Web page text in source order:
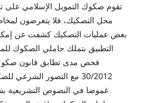
تقوم صكوك التمويل الإسلامي
محل التصكيك، فلا يتعرضون
بعض عمليات التصكيك كشفت عن
التطبيق بتملك حاملي الصكوك
فحص مدى تطابق قانون صكوك
30/2012 مع التصور
غموضا في النصوص التشريعية